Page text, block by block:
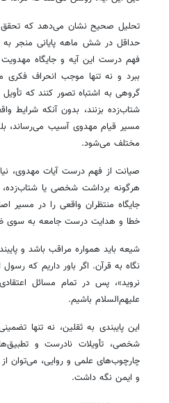
تحلیل صحیح نشان می‌دهد که تحقق
حداقل در شش ماهه پایانی منجر به
فهم درست این آیه و جایگاه
ببرد و نه تنها موجب انحراف فکری
گروهی به اشتباه تصور کنند که
شتاب‌زده بزنند، بدون آنکه شرایط
مسیر قیام مهدوی آسیب می‌رساند،
مختلف می‌شود.
صیانت از فهم درست آیات مهدوی،
هرگونه برداشت شخصی یا
جایگاه منتظران واقعی را در مسیر
خطا و هدایت درست جامعه به سوی
شیعه باید همواره مراقب باشد و
نگاه به قرآن. اگر باور داریم که
نروید»، پس در تمام مسائل
علیهم‌السلام باشیم.
این پایبندی به ثقلین، نه تنها
شخصی، تأویلات نادرست و
چارچوب‌های علمی و روایی، می‌توان
و ایمن نگه داشت.